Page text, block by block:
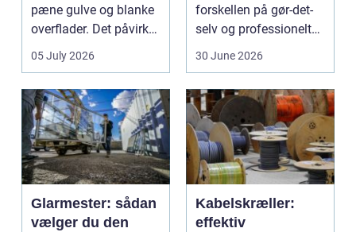
pæne gulve og blanke
overflader. Det påvirker
både arbejdsmi...
05 July 2026
forskellen på gør-det-
selv og professionelt
arbejde er of...
30 June 2026
Glarmester: sådan
vælger du den
Kabelskræller:
effektiv